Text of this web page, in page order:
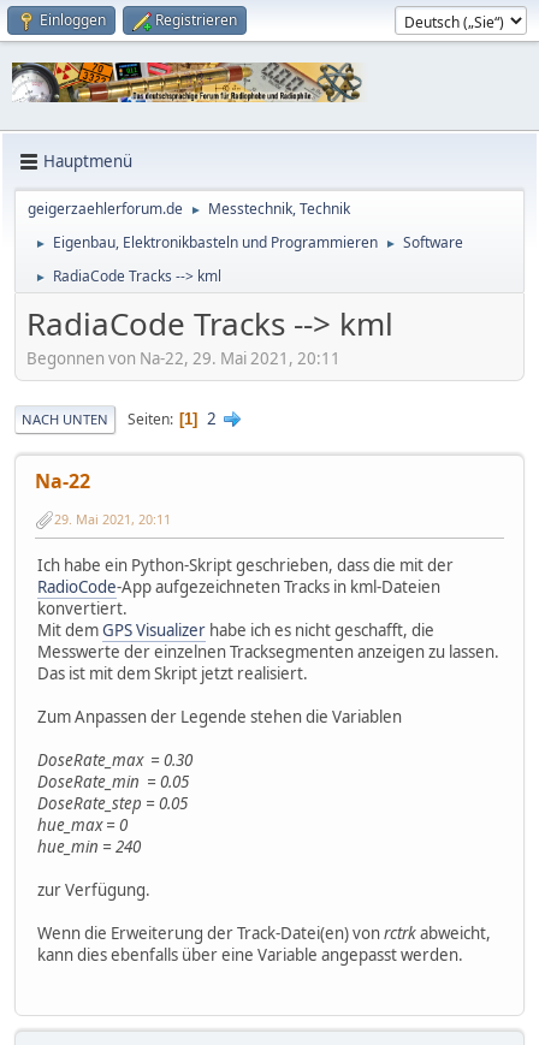
Einloggen Registrieren
Hauptmenü
geigerzaehlerforum.de ► Messtechnik, Technik
► Eigenbau, Elektronikbasteln und Programmieren ► Software
► RadiaCode Tracks --> kml
RadiaCode Tracks --> kml
Begonnen von Na-22, 29. Mai 2021, 20:11
NACH UNTEN Seiten 1 2
Na-22
29. Mai 2021, 20:11
Ich habe ein Python-Skript geschrieben, dass die mit der
RadioCode-App aufgezeichneten Tracks in kml-Dateien
konvertiert.
Mit demGPS Visualizer habe ich es nicht geschafft, die
Messwerte der einzelnen Tracksegmenten anzeigen zu lassen.
Das ist mit dem Skript jetzt realisiert.
Zum Anpassen der Legende stehen die Variablen
DoseRate_max = 0.30
DoseRate_min = 0.05
DoseRate_step = 0.05
hue_max = 0
hue_min = 240
zur Verfügung.
Wenn die Erweiterung der Track-Datei(en) vonrctrkabweicht,
kann dies ebenfalls über eine Variable angepasst werden.